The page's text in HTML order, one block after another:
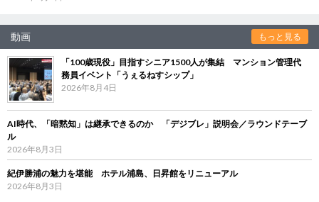
動画 もっと見る
「100歳現役」目指すシニア1500人が集結 マンション管理代
務員イベント「うぇるねすシップ」
2026年8月4日
AI時代、「暗黙知」は継承できるのか 「デジブレ」説明会／ラウンドテーブ
ル
2026年8月3日
紀伊勝浦の魅力を堪能 ホテル浦島、日昇館をリニューアル
2026年8月3日